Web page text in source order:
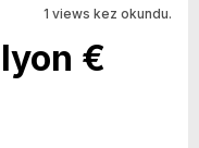
1 views kez okundu.
€